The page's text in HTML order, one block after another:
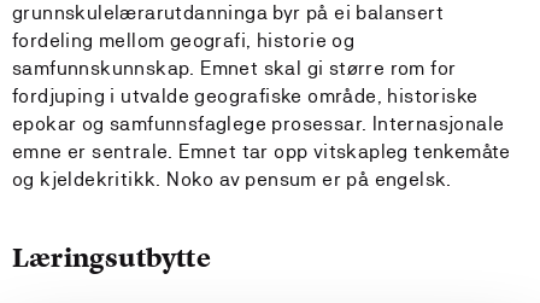
grunnskulelærarutdanninga byr på ei balansert
fordeling mellom geografi, historie og
samfunnskunnskap. Emnet skal gi større rom for
fordjuping i utvalde geografiske område, historiske
epokar og samfunnsfaglege prosessar. Internasjonale
emne er sentrale. Emnet tar opp vitskapleg tenkemåte
og kjeldekritikk. Noko av pensum er på engelsk.
Læringsutbytte